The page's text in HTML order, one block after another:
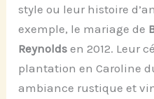
style ou leur histoire
exemple, le mariage de
Reynolds en 2012. Leur
plantation en Caroline
ambiance rustique et